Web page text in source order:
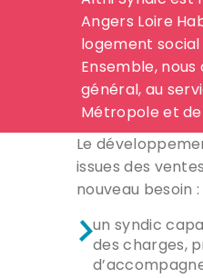
Angers Loire
logement social
Ensemble,
général, au
Métropole et
Le
issues des
nouveau besoin :
un syndic
des charges,